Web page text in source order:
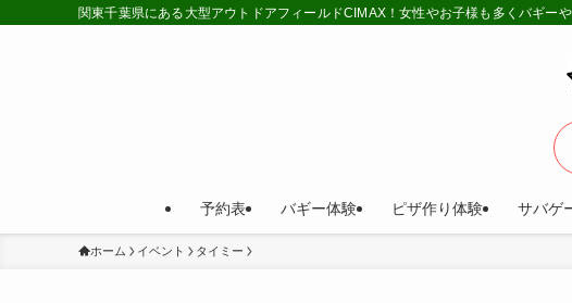
関東千葉県にある大型アウトドアフィールドCIMAX！女性やお子様も多くバギー
予約表 バギー体験 ピザ作り体験 サバゲ
ホーム イベント タイミー